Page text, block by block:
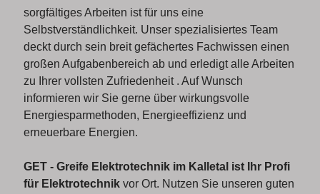
sorgfältiges Arbeiten ist für uns eine
Selbstverständlichkeit. Unser spezialisiertes Team
deckt durch sein breit gefächertes Fachwissen einen
großen Aufgabenbereich ab und erledigt alle Arbeiten
zu Ihrer vollsten Zufriedenheit . Auf Wunsch
informieren wir Sie gerne über wirkungsvolle
Energiesparmethoden, Energieeffizienz und
erneuerbare Energien.
GET - Greife Elektrotechnik im Kalletal ist Ihr Profi
für Elektrotechnik vor Ort. Nutzen Sie unseren guten